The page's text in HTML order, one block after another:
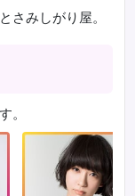
さみしがり屋。
。